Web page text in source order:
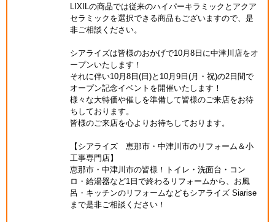
LIXILの商品では従来のハイパーキラミックとアクア
セラミックを選択できる商品もございますので、是
非ご相談ください。
シアライズは皆様のおかげで10月8日に中津川店をオ
ープンいたします！
それに伴い10月8日(日)と10月9日(月・祝)の2日間で
オープン記念イベントを開催いたします！
様々な大特価や催しを準備して皆様のご来店をお待
ちしております。
皆様のご来店を心よりお待ちしております。
【シアライズ 恵那市・中津川市のリフォーム＆小
工事専門店】
恵那市・中津川市の皆様！トイレ・洗面台・コン
ロ・給湯器など1日で終わるリフォームから、お風
呂・キッチンのリフォームなどもシアライズ Siarise
まで是非ご相談ください！